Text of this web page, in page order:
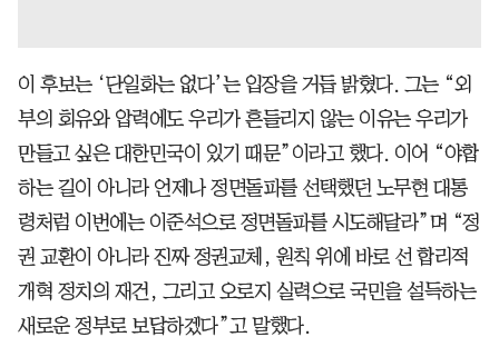
이 후보는 ‘단일화는 없다’는 입장을 거듭 밝혔다. 그는 “외
부의 회유와 압력에도 우리가 흔들리지 않는 이유는 우리가
만들고 싶은 대한민국이 있기 때문”이라고 했다. 이어 “야합
하는 길이 아니라 언제나 정면돌파를 선택했던 노무현 대통
령처럼 이번에는 이준석으로 정면돌파를 시도해달라”며 “정
권 교환이 아니라 진짜 정권교체, 원칙 위에 바로 선 합리적
개혁 정치의 재건, 그리고 오로지 실력으로 국민을 설득하는
새로운 정부로 보답하겠다”고 말했다.